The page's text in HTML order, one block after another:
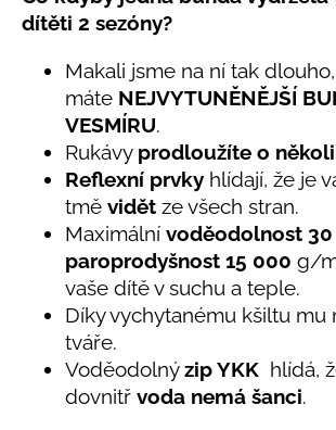
produktu
je
hvězdiček.
dítěti 2 sezóny?
Makali jsme na ní tak
máte NEJVYTUNĚNĚJŠÍ
VESMÍRU.
Rukávy prodloužíte o
Reflexní prvky hlídají, že je
tmě vidět ze všech stran.
Maximální voděodolnost
paroprodyšnost 15 000 g/
vaše dítě v suchu a teple.
Díky vychytanému kšiltu mu
tváře.
Voděodolnýzip YKK hlídá,
dovnitř voda nemá šanci.
u
LETNÍ
KLOBOUČEK
OUŠKY